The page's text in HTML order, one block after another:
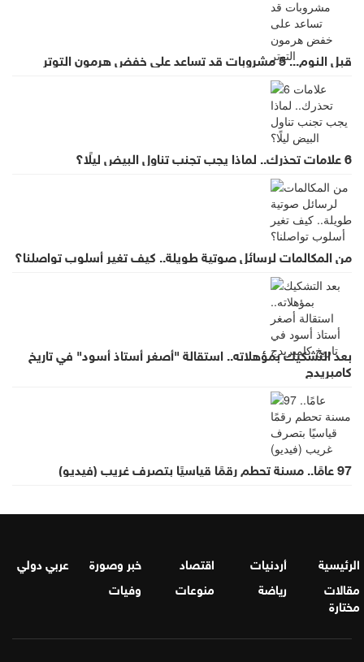
قبل النوم... 5 مشروبات قد تساعد على خفض هرمون التوتر
6 علامات تحذرك.. لماذا يجب تجنب تناول البيض ليلًا؟
من المكالمات لرسائل صوتية طويلة.. كيف تغير أسلوب تواصلنا؟
بعد التشكيك بمؤهلاته.. استقالة "أصغر أستاذ أسود" في تاريخ
كامبريدج
97 عامًا.. مسنة تحطم رقمًا قياسيًا بتصرف غريب (فيديو)
الرئيسية أردنيات اقتصاد خبر وصورة
عربي دولي
مقالات
مختارة
رياضة منوعات وفيات